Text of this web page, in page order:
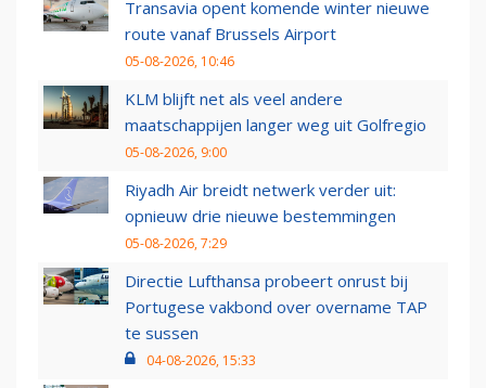
Transavia opent komende winter nieuwe
route vanaf Brussels Airport
05-08-2026, 10:46
KLM blijft net als veel andere
maatschappijen langer weg uit Golfregio
05-08-2026, 9:00
Riyadh Air breidt netwerk verder uit:
opnieuw drie nieuwe bestemmingen
05-08-2026, 7:29
Directie Lufthansa probeert onrust bij
Portugese vakbond over overname TAP
te sussen
04-08-2026, 15:33